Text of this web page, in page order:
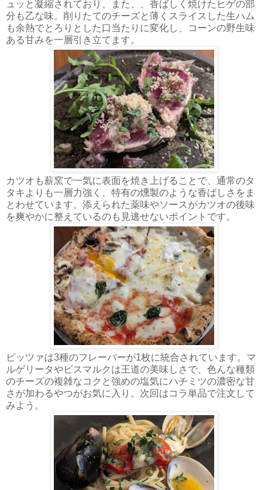
ュッと凝縮されており、また、、香ばしく焼けたヒゲの部
分も乙な味。削りたてのチーズと薄くスライスした生ハム
も余熱でとろりとした口当たりに変化し、コーンの野生味
ある甘みを一層引き立てます。
カツオも薪窯で一気に表面を焼き上げることで、通常のタ
タキよりも一層力強く、特有の燻製のような香ばしさをま
とわせています。添えられた薬味やソースがカツオの後味
を爽やかに整えているのも見逃せないポイントです。
ピッツァは3種のフレーバーが1枚に統合されています。マ
ルゲリータやビスマルクは王道の美味しさで、色んな種類
のチーズの複雑なコクと強めの塩気にハチミツの濃密な甘
さが加わるやつがお気に入り。次回はコラ単品で注文して
みよう。